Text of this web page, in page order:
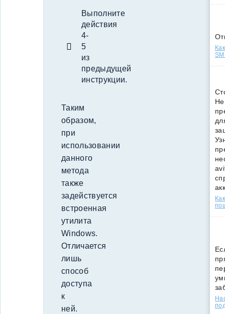
Выполните
действия
4-
5
из
предыдущей
инструкции.
Таким
образом,
при
использовании
данного
метода
также
задействуется
встроенная
утилита
Windows.
Отличается
лишь
способ
доступа
к
ней.
Не